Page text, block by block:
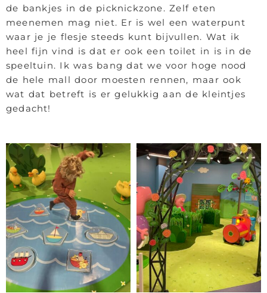
de bankjes in de picknickzone. Zelf eten
meenemen mag niet. Er is wel een waterpunt
waar je je flesje steeds kunt bijvullen. Wat ik
heel fijn vind is dat er ook een toilet in is in de
speeltuin. Ik was bang dat we voor hoge nood
de hele mall door moesten rennen, maar ook
wat dat betreft is er gelukkig aan de kleintjes
gedacht!